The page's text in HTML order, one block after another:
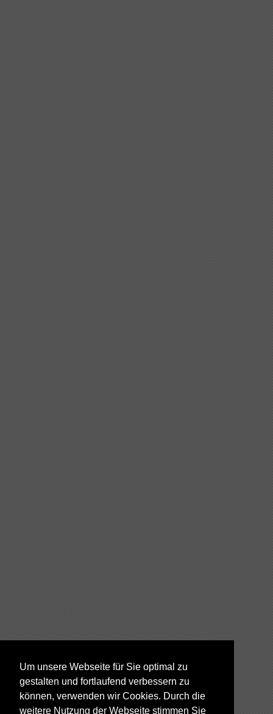
Um unsere Webseite für Sie optimal zu
gestalten und fortlaufend verbessern zu
können, verwenden wir Cookies. Durch die
weitere Nutzung der Webseite stimmen Sie